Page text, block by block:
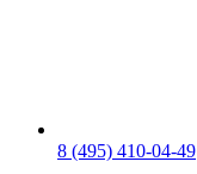
8 (495) 410-04-49